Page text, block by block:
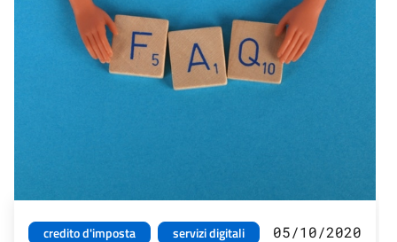
credito d'imposta servizi digitali 05/10/2020